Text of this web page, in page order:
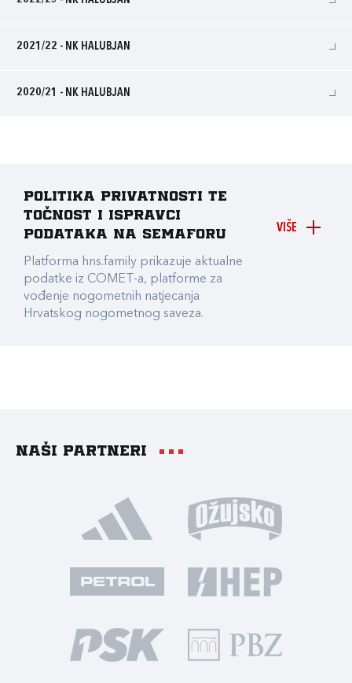
2021/22 - NK HALUBJAN
2020/21 - NK HALUBJAN
VIŠE
Politika privatnosti te
točnost i ispravci
podataka na Semaforu
Platforma hns.family prikazuje aktualne
podatke iz COMET-a, platforme za
vođenje nogometnih natjecanja
Hrvatskog nogometnog saveza.
Naši partneri